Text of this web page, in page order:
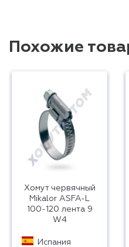
Похожие
Хомут червячный
Mikalor ASFA-L
100-120 лента 9
W4
Испания